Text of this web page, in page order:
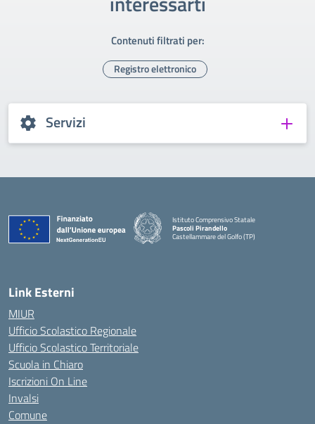
Contenuti filtrati per:
Registro elettronico
Servizi
Istituto Comprensivo Statale
Pascoli Pirandello
Castellammare del Golfo (TP)
Link Esterni
MIUR
Ufficio Scolastico Regionale
Ufficio Scolastico Territoriale
Scuola in Chiaro
Iscrizioni On Line
Invalsi
Comune